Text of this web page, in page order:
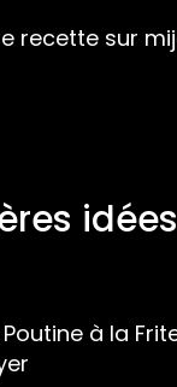
recette sur
idées
à la